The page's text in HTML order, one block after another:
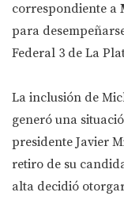
correspondiente a
para
Federal 3 de La
La inclusión de
generó una
presidente Javier
retiro de su
alta decidió